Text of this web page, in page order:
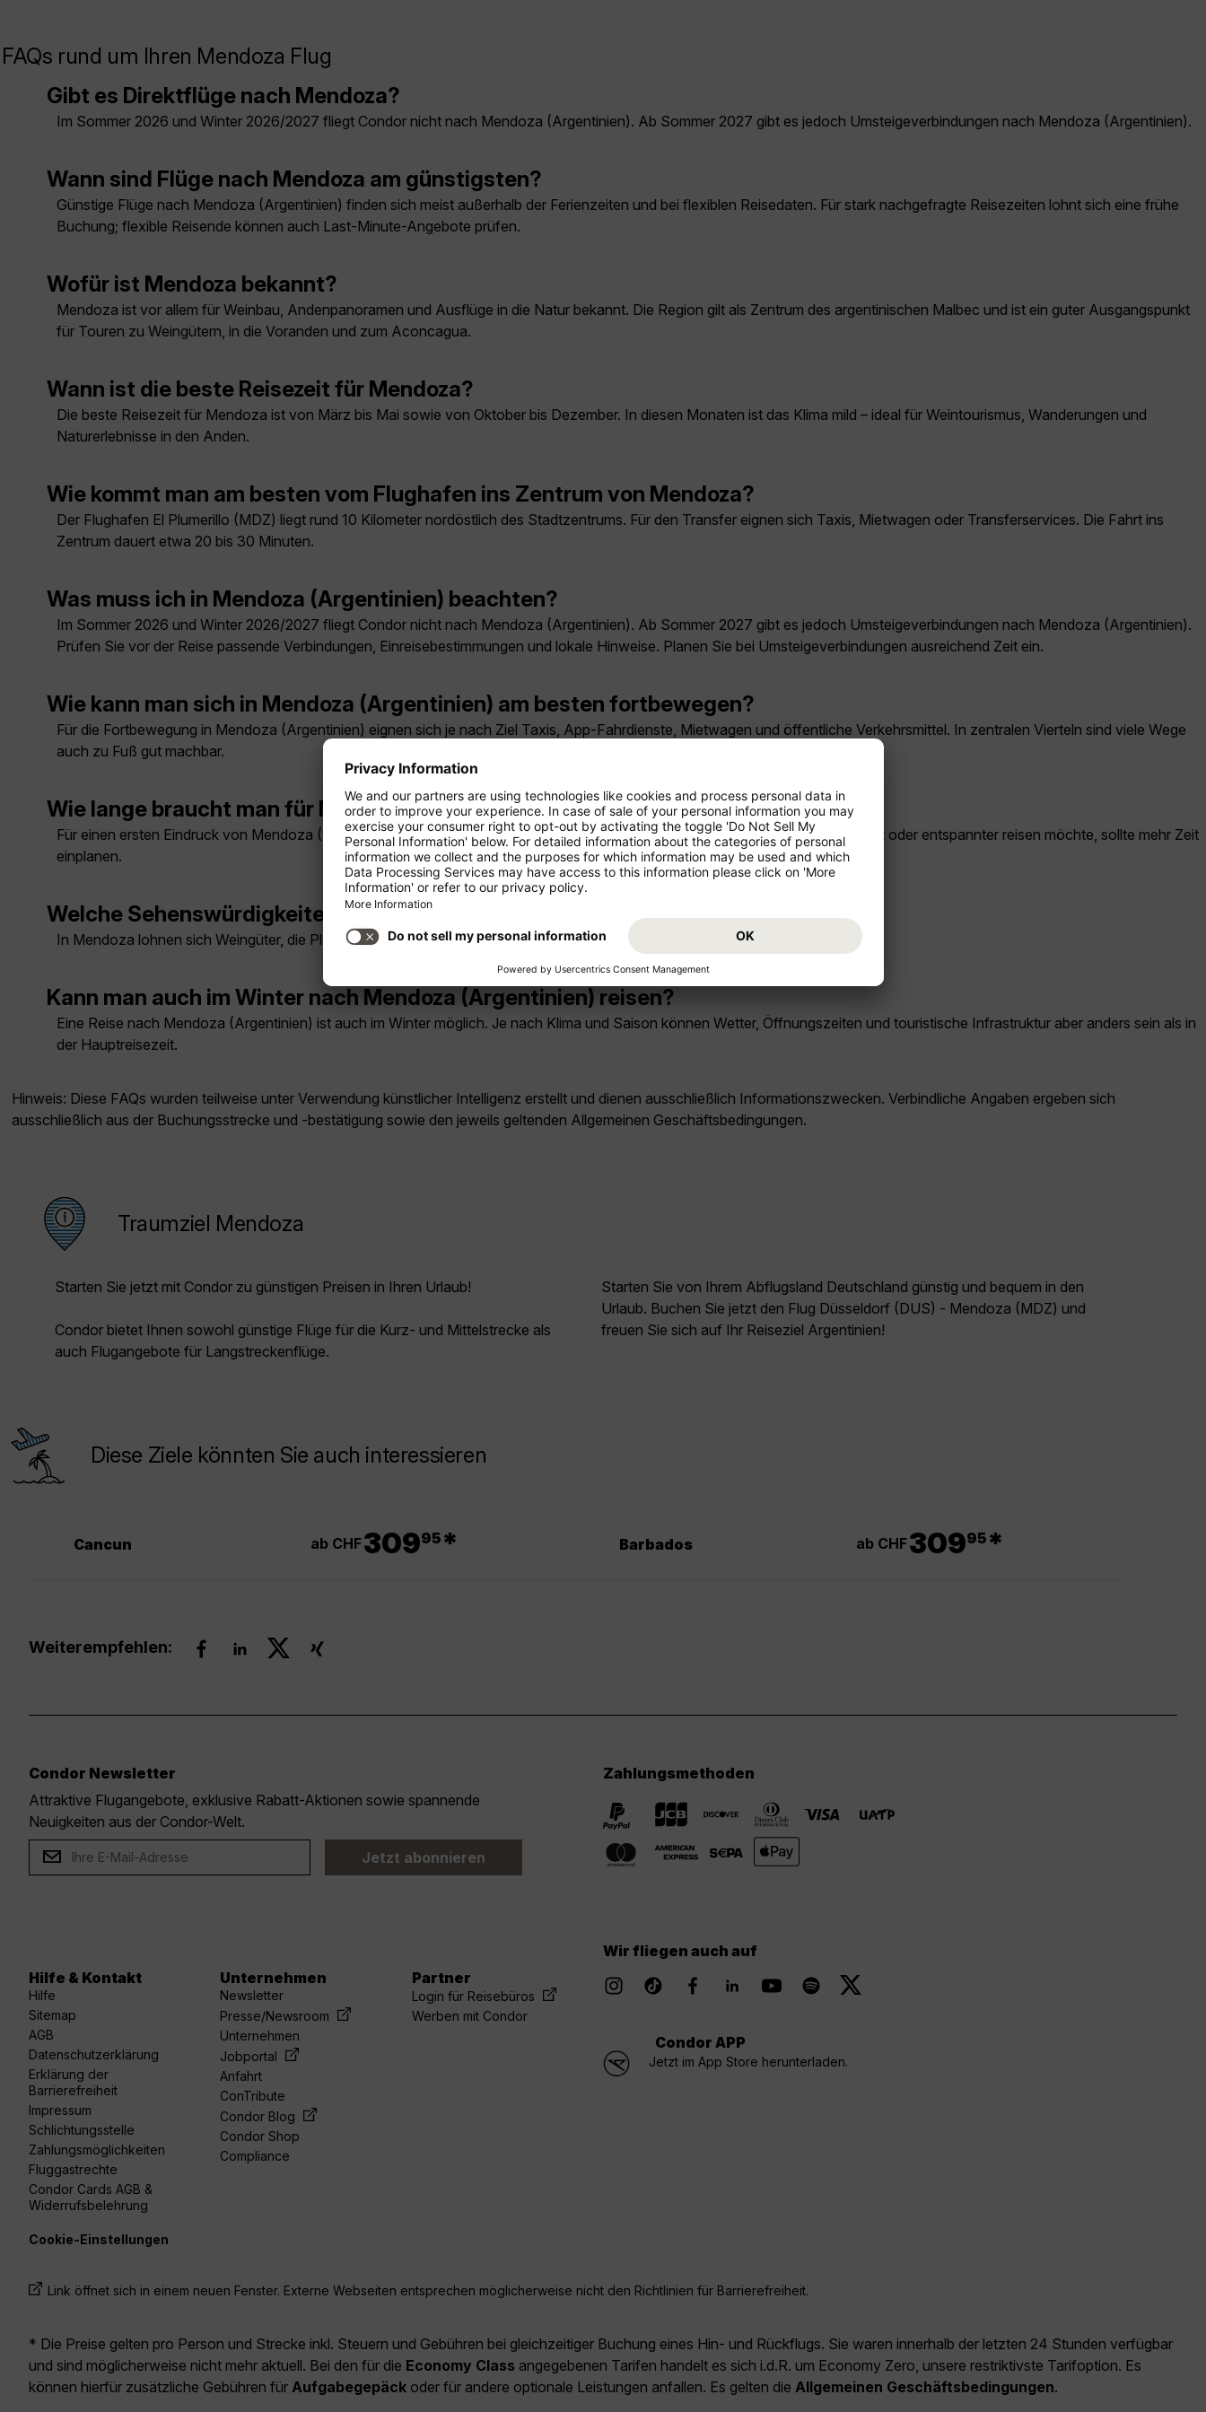
FAQs rund um Ihren Mendoza Flug
Gibt es Direktflüge nach Mendoza?
Im Sommer 2026 und Winter 2026/2027 fliegt Condor nicht nach Mendoza (Argentinien). Ab Sommer 2027 gibt es jedoch Umsteigeverbindungen nach Mendoza (Argentinien).
Wann sind Flüge nach Mendoza am günstigsten?
Günstige Flüge nach Mendoza (Argentinien) finden sich meist außerhalb der Ferienzeiten und bei flexiblen Reisedaten. Für stark nachgefragte Reisezeiten lohnt sich eine frühe
Buchung; flexible Reisende können auch Last-Minute-Angebote prüfen.
Wofür ist Mendoza bekannt?
Mendoza ist vor allem für Weinbau, Andenpanoramen und Ausflüge in die Natur bekannt. Die Region gilt als Zentrum des argentinischen Malbec und ist ein guter Ausgangspunkt
für Touren zu Weingütern, in die Voranden und zum Aconcagua.
Wann ist die beste Reisezeit für Mendoza?
Die beste Reisezeit für Mendoza ist von März bis Mai sowie von Oktober bis Dezember. In diesen Monaten ist das Klima mild – ideal für Weintourismus, Wanderungen und
Naturerlebnisse in den Anden.
Wie kommt man am besten vom Flughafen ins Zentrum von Mendoza?
Der Flughafen El Plumerillo (MDZ) liegt rund 10 Kilometer nordöstlich des Stadtzentrums. Für den Transfer eignen sich Taxis, Mietwagen oder Transferservices. Die Fahrt ins
Zentrum dauert etwa 20 bis 30 Minuten.
Was muss ich in Mendoza (Argentinien) beachten?
Im Sommer 2026 und Winter 2026/2027 fliegt Condor nicht nach Mendoza (Argentinien). Ab Sommer 2027 gibt es jedoch Umsteigeverbindungen nach Mendoza (Argentinien).
Prüfen Sie vor der Reise passende Verbindungen, Einreisebestimmungen und lokale Hinweise. Planen Sie bei Umsteigeverbindungen ausreichend Zeit ein.
Wie kann man sich in Mendoza (Argentinien) am besten fortbewegen?
Für die Fortbewegung in Mendoza (Argentinien) eignen sich je nach Ziel Taxis, App-Fahrdienste, Mietwagen und öffentliche Verkehrsmittel. In zentralen Vierteln sind viele Wege
auch zu Fuß gut machbar.
Wie lange braucht man für Mendoza (Argentinien)?
Für einen ersten Eindruck von Mendoza (Argentinien) reichen meist zwei bis drei volle Tage. Wer Ausflüge in die Umgebung plant oder entspannter reisen möchte, sollte mehr Zeit
einplanen.
Welche Sehenswürdigkeiten muss man in Mendoza (Argentinien) sehen?
In Mendoza lohnen sich Weingüter, die Plaza Independencia, der Parque General San Martín und Ausflüge in die Anden.
Kann man auch im Winter nach Mendoza (Argentinien) reisen?
Eine Reise nach Mendoza (Argentinien) ist auch im Winter möglich. Je nach Klima und Saison können Wetter, Öffnungszeiten und touristische Infrastruktur aber anders sein als in
der Hauptreisezeit.
Hinweis: Diese FAQs wurden teilweise unter Verwendung künstlicher Intelligenz erstellt und dienen ausschließlich Informationszwecken. Verbindliche Angaben ergeben sich
ausschließlich aus der Buchungsstrecke und -bestätigung sowie den jeweils geltenden Allgemeinen Geschäftsbedingungen.
Traumziel Mendoza
Starten Sie jetzt mit Condor zu günstigen Preisen in Ihren Urlaub!
Condor bietet Ihnen sowohl günstige Flüge für die Kurz- und Mittelstrecke als
auch Flugangebote für Langstreckenflüge.
Starten Sie von Ihrem Abflugsland Deutschland günstig und bequem in den
Urlaub. Buchen Sie jetzt den Flug Düsseldorf (DUS) - Mendoza (MDZ) und
freuen Sie sich auf Ihr Reiseziel Argentinien!
Diese Ziele könnten Sie auch interessieren
Cancun ab CHF30995 * Barbados ab CHF30995 *
Weiterempfehlen:
Condor Newsletter
Attraktive Flugangebote, exklusive Rabatt-Aktionen sowie spannende
Neuigkeiten aus der Condor-Welt.
Jetzt abonnieren
Zahlungsmethoden
Hilfe & Kontakt
Hilfe
Sitemap
AGB
Datenschutzerklärung
Erklärung der
Barrierefreiheit
Impressum
Schlichtungsstelle
Zahlungsmöglichkeiten
Fluggastrechte
Condor Cards AGB &
Widerrufsbelehrung
Unternehmen
Newsletter
Presse/Newsroom
Unternehmen
Jobportal
Anfahrt
ConTribute
Condor Blog
Condor Shop
Compliance
Partner
Login für Reisebüros
Werben mit Condor
Wir fliegen auch auf
Condor APP
Jetzt im App Store herunterladen.
Cookie-Einstellungen
Link öffnet sich in einem neuen Fenster. Externe Webseiten entsprechen möglicherweise nicht den Richtlinien für Barrierefreiheit.
* Die Preise gelten pro Person und Strecke inkl. Steuern und Gebühren bei gleichzeitiger Buchung eines Hin- und Rückflugs. Sie waren innerhalb der letzten 24 Stunden verfügbar
und sind möglicherweise nicht mehr aktuell. Bei den für die Economy Class angegebenen Tarifen handelt es sich i.d.R. um Economy Zero, unsere restriktivste Tarifoption. Es
können hierfür zusätzliche Gebühren für Aufgabegepäck oder für andere optionale Leistungen anfallen. Es gelten die Allgemeinen Geschäftsbedingungen.